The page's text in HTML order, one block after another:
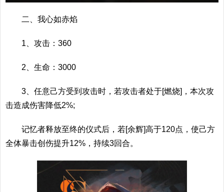
二、我心如赤焰
1、攻击：360
2、生命：3000
3、任意己方受到攻击时，若攻击者处于[燃烧]，本次攻
击造成伤害降低2%;
记忆者释放至终的仪式后，若[余辉]高于120点，使己方
全体暴击创伤提升12%，持续3回合。